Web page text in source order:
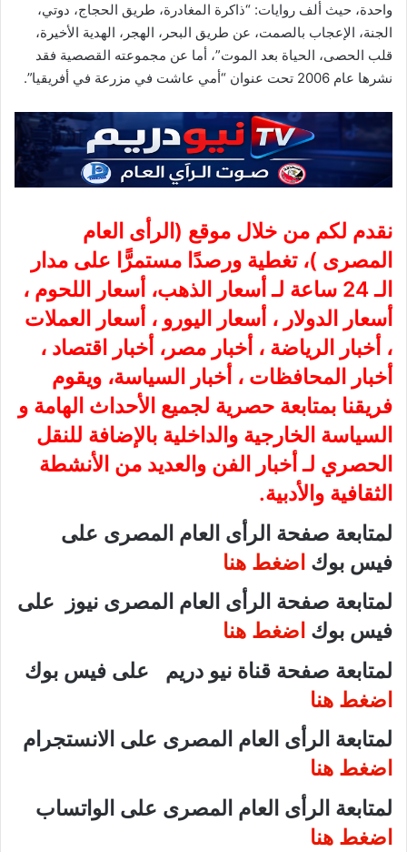
واحدة، حيث ألف روايات: “ذاكرة المغادرة، طريق الحجاج، دوتي،
الجنة، الإعجاب بالصمت، عن طريق البحر، الهجر، الهدية الأخيرة،
قلب الحصى، الحياة بعد الموت”، أما عن مجموعته القصصية فقد
نشرها عام 2006 تحت عنوان “أمي عاشت في مزرعة في أفريقيا”.
نقدم لكم من خلال موقع ( الرأى العام
المصرى )، تغطية ورصدًا مستمرًّا على مدار
الـ 24 ساعة لـ أسعار الذهب، أسعار اللحوم ،
أسعار الدولار ، أسعار اليورو ، أسعار العملات
، أخبار الرياضة ، أخبار مصر، أخبار اقتصاد ،
أخبار المحافظات ، أخبار السياسة، ويقوم
فريقنا بمتابعة حصرية لجميع الأحداث الهامة و
السياسة الخارجية والداخلية بالإضافة للنقل
الحصري لـ أخبار الفن والعديد من الأنشطة
الثقافية والأدبية.
لمتابعة صفحة الرأى العام المصرى على
فيس بوك اضغط هنا
لمتابعة صفحة الرأى العام المصرى نيوز على
فيس بوك اضغط هنا
لمتابعة صفحة قناة نيو دريم على فيس بوك
اضغط هنا
لمتابعة الرأى العام المصرى على الانستجرام
اضغط هنا
لمتابعة الرأى العام المصرى على الواتساب
اضغط هنا